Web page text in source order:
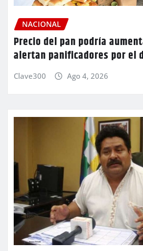
NACIONAL
Precio del pan podría
alertan panificadores por el
Clave300 Ago 4, 2026